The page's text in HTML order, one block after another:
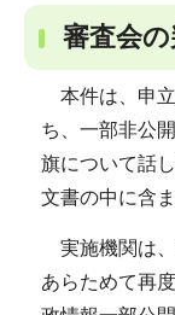
審査会
本件は、申立
ち、一部非公
旗について話
文書の中に含
実施機関は、
あらためて再